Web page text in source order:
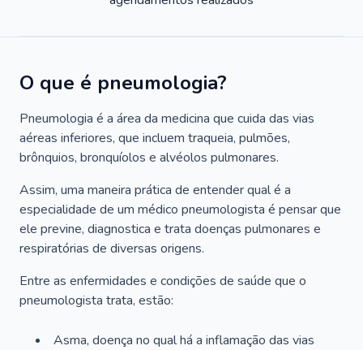
O que é pneumologia?
Pneumologia é a área da medicina que cuida das vias
aéreas inferiores, que incluem traqueia, pulmões,
brônquios, bronquíolos e alvéolos pulmonares.
Assim, uma maneira prática de entender qual é a
especialidade de um médico pneumologista é pensar que
ele previne, diagnostica e trata doenças pulmonares e
respiratórias de diversas origens.
Entre as enfermidades e condições de saúde que o
pneumologista trata, estão:
Asma, doença no qual há a inflamação das vias